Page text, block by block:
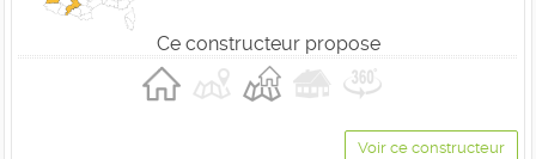
Ce constructeur propose
Voir ce constructeur